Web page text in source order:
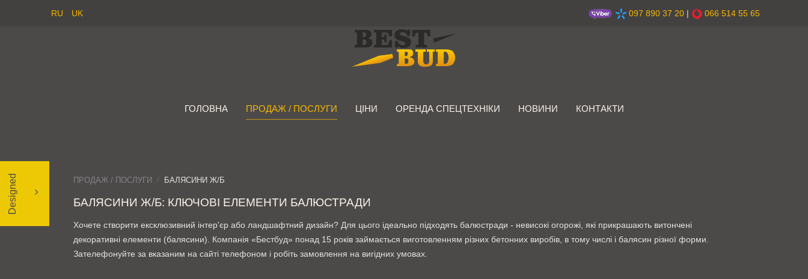
RU UK 097 890 37 20 | 066 514 55 65
ГОЛОВНА ПРОДАЖ / ПОСЛУГИ ЦІНИ ОРЕНДА СПЕЦТЕХНІКИ НОВИНИ КОНТАКТИ
D
e
s
i
g
n
e
d ПРОДАЖ / ПОСЛУГИ БАЛЯСИНИ Ж/Б
БАЛЯСИНИ Ж/Б: КЛЮЧОВІ ЕЛЕМЕНТИ БАЛЮСТРАДИ
Хочете створити ексклюзивний інтер'єр або ландшафтний дизайн? Для цього ідеально підходять балюстради - невисокі огорожі, які прикрашають витончені
декоративні елементи (балясини). Компанія «Бестбуд» понад 15 років займається виготовленням різних бетонних виробів, в тому числі і балясин різної форми.
Зателефонуйте за вказаним на сайті телефоном і робіть замовлення на вигідних умовах.